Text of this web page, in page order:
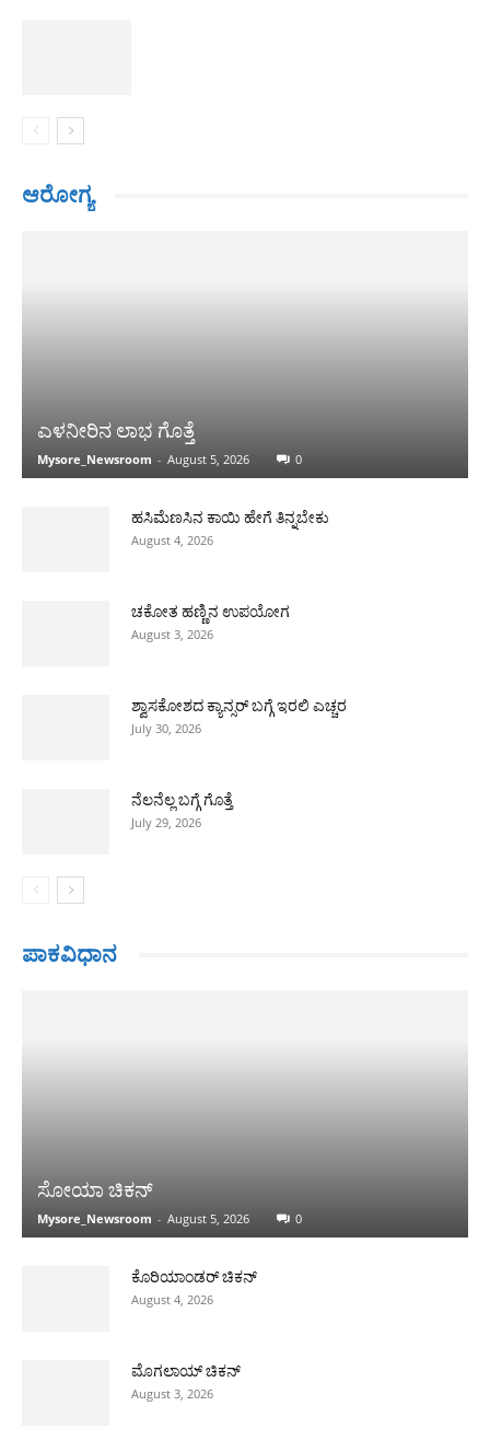
ಆರೋಗ್ಯ
ಎಳನೀರಿನ ಲಾಭ ಗೊತ್ತೆ
Mysore_Newsroom - August 5, 2026 0
ಹಸಿಮೆಣಸಿನ ಕಾಯಿ ಹೇಗೆ ತಿನ್ನಬೇಕು
August 4, 2026
ಚಕೋತ ಹಣ್ಣಿನ ಉಪಯೋಗ
August 3, 2026
ಶ್ವಾಸಕೋಶದ ಕ್ಯಾನ್ಸರ್ ಬಗ್ಗೆ ಇರಲಿ ಎಚ್ಚರ
July 30, 2026
ನೆಲನೆಲ್ಲ ಬಗ್ಗೆ ಗೊತ್ತೆ
July 29, 2026
ಪಾಕವಿಧಾನ
ಸೋಯಾ ಚಿಕನ್
Mysore_Newsroom - August 5, 2026 0
ಕೊರಿಯಾಂಡರ್ ಚಿಕನ್
August 4, 2026
ಮೊಗಲಾಯ್ ಚಿಕನ್
August 3, 2026